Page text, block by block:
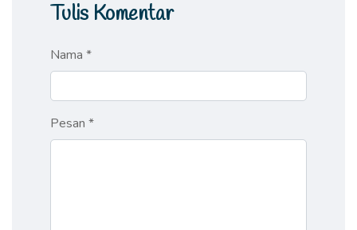
Tulis Komentar
Nama *
Pesan *